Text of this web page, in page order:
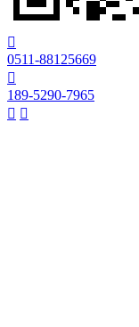

0511-88125669

189-5290-7965
 